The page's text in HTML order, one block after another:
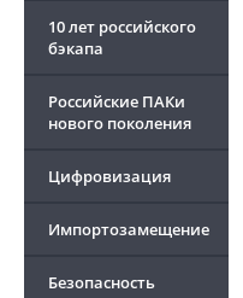
10 лет российского
бэкапа
Российские ПАКи
нового поколения
Цифровизация
Импортозамещение
Безопасность